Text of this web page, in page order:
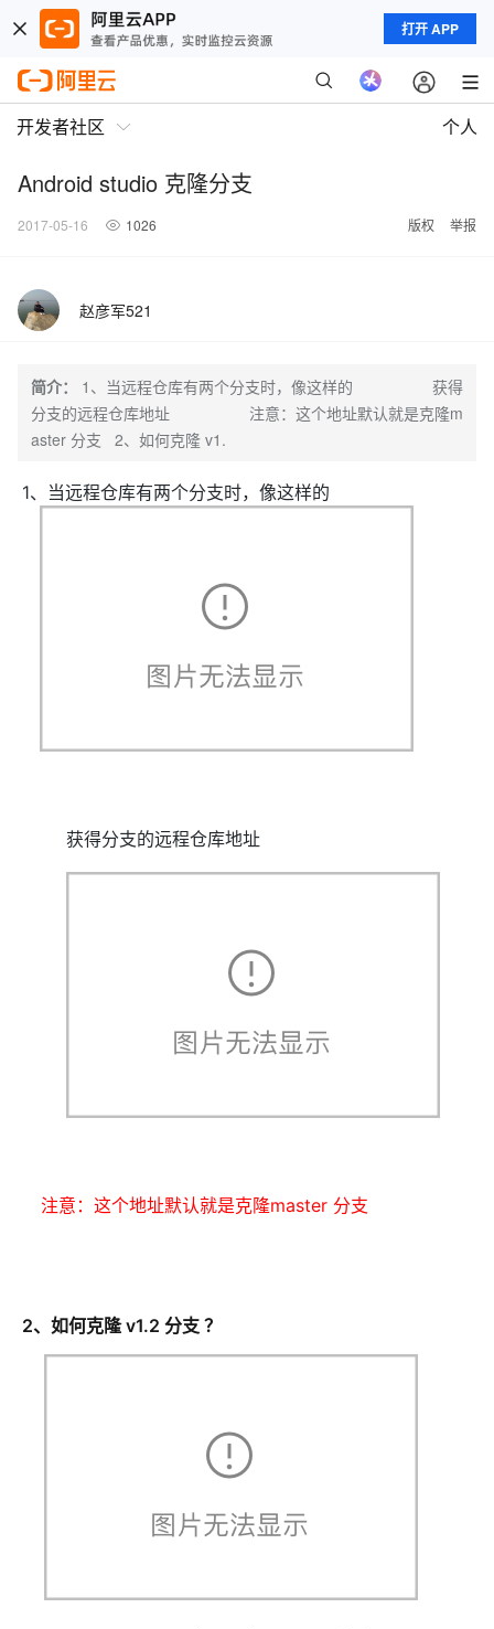
打开 APP
开发者社区 个人
Android studio 克隆分支
2017-05-16 1026 版权 举报
赵彦军521
简介：
1、当远程仓库有两个分支时，像这样的 获得
分支的远程仓库地址 注意：这个地址默认就是克隆m
aster 分支 2、如何克隆 v1.
1、当远程仓库有两个分支时，像这样的
获得分支的远程仓库地址
注意：这个地址默认就是克隆master 分支
2、如何克隆 v1.2 分支 ？